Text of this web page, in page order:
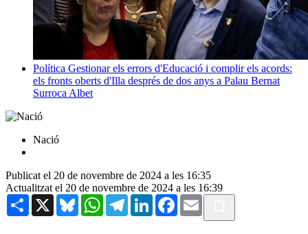
Política Gestionar els errors d'Educació i complir els acords:
els fronts oberts d'Illa després de dos anys a Palau Bernat
Surroca Albet
Nació
Publicat el 20 de novembre de 2024 a les 16:35
Actualitzat el 20 de novembre de 2024 a les 16:39
Share X BlueskyWhatsAppTelegramLinkedInFacebook
Email